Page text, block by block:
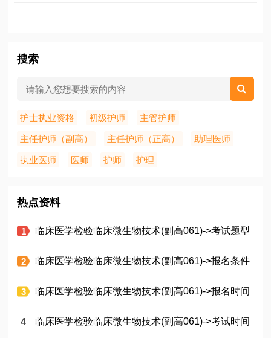
搜索
护士执业资格 初级护师 主管护师
主任护师（副高） 主任护师（正高） 助理医师
执业医师 医师 护师 护理
热点资料
临床医学检验临床微生物技术(副高061)->考试题型
临床医学检验临床微生物技术(副高061)->报名条件
临床医学检验临床微生物技术(副高061)->报名时间
临床医学检验临床微生物技术(副高061)->考试时间